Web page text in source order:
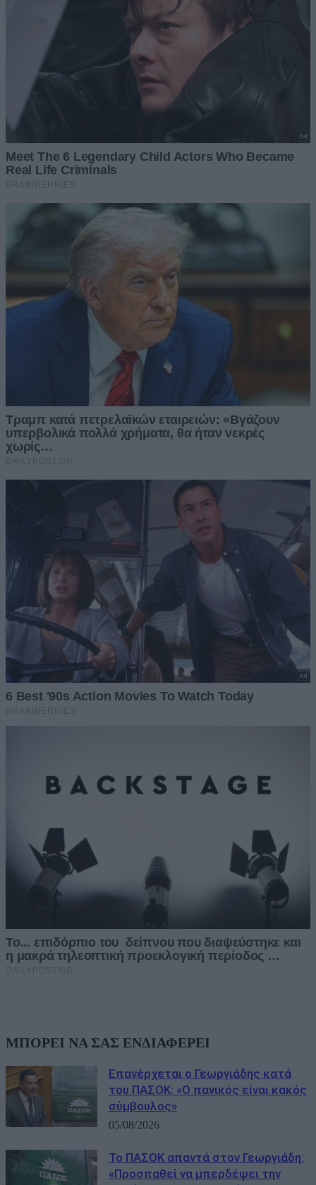
ΜΠΟΡΕΙ ΝΑ ΣΑΣ ΕΝΔΙΑΦΕΡΕΙ
Επανέρχεται ο Γεωργιάδης κατά
του ΠΑΣΟΚ: «Ο πανικός είναι κακός
σύμβουλος»
05/08/2026
Το ΠΑΣΟΚ απαντά στον Γεωργιάδη:
«Προσπαθεί να μπερδέψει την